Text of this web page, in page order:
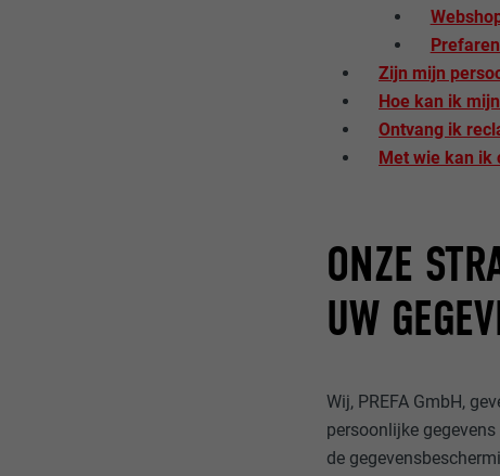
Zijn mijn
Hoe kan ik
Ontvang ik
Met wie kan ik
ONZE
UW
Wij, PREFA GmbH,
persoonlijke
de